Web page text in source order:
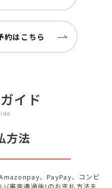
約はこちら
イド
方法
、PayPay、コンビ